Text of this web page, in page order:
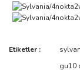
Bu ürünün fiyat
Etiketler :
gu10